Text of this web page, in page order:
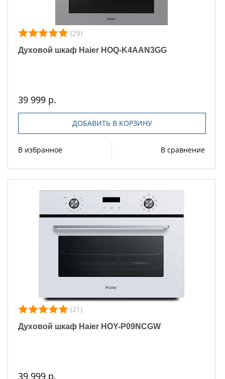
(29)
Духовой шкаф Haier HOQ-K4AAN3GG
39 999 р.
ДОБАВИТЬ В КОРЗИНУ
В избранное В сравнение
(21)
Духовой шкаф Haier HOY-P09NCGW
39 999 р.